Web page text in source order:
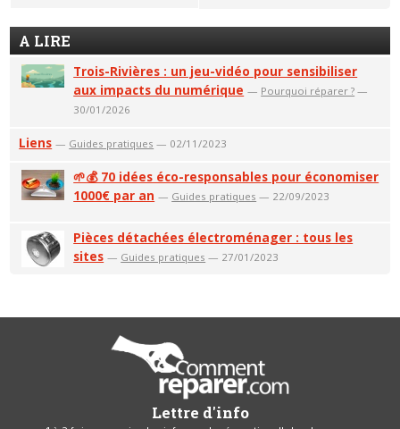
A LIRE
Trois-Rivières : un jeu-vidéo pour sensibiliser
aux impacts du numérique — Pourquoi réparer ? —
30/01/2026
Liens — Guides pratiques — 02/11/2023
🌱💰 70 idées éco-responsables pour économiser
1000€ par an — Guides pratiques — 22/09/2023
Pièces détachées électroménager : tous les
sites — Guides pratiques — 27/01/2023
Lettre d'info